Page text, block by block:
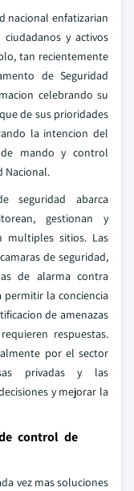
nacional enfatizarian
y activos
tan recientemente
de Seguridad
celebrando su
de sus prioridades
la intencion del
mando y control
Nacional.
seguridad abarca
gestionan y
multiples sitios. Las
de seguridad,
de alarma contra
permitir la conciencia
de amenazas
respuestas.
por el sector
privadas y las
y mejorar la
control de
vez mas soluciones